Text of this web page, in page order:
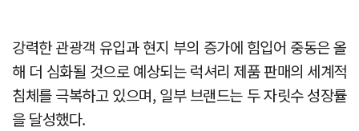
강력한 관광객 유입과 현지 부의 증가에 힘입어 중동은 올
해 더 심화될 것으로 예상되는 럭셔리 제품 판매의 세계적
침체를 극복하고 있으며, 일부 브랜드는 두 자릿수 성장률
을 달성했다.